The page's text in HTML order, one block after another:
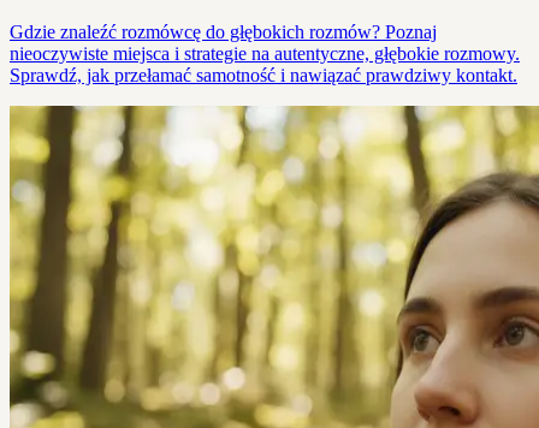
Gdzie znaleźć rozmówcę do głębokich rozmów? Poznaj
nieoczywiste miejsca i strategie na autentyczne, głębokie rozmowy.
Sprawdź, jak przełamać samotność i nawiązać prawdziwy kontakt.